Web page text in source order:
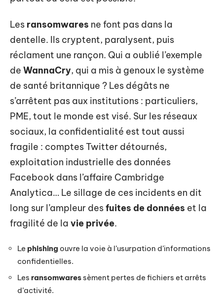
Les ransomwares ne font pas dans la
dentelle. Ils cryptent, paralysent, puis
réclament une rançon. Qui a oublié l’exemple
de WannaCry, qui a mis à genoux le système
de santé britannique ? Les dégâts ne
s’arrêtent pas aux institutions : particuliers,
PME, tout le monde est visé. Sur les réseaux
sociaux, la confidentialité est tout aussi
fragile : comptes Twitter détournés,
exploitation industrielle des données
Facebook dans l’affaire Cambridge
Analytica… Le sillage de ces incidents en dit
long sur l’ampleur desfuites de données et la
fragilité de la vie privée.
Le phishing ouvre la voie à l’usurpation d’informations
confidentielles.
Les ransomwares sèment pertes de fichiers et arrêts
d’activité.